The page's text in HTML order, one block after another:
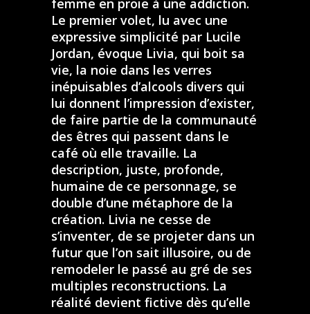
Le premier volet, lu avec une
expressive simplicité par Lucile
Jordan, évoque Livia, qui boit sa
vie, la noie dans les verres
inépuisables d’alcools divers qui
lui donnent l’impression d’exister,
de faire partie de la communauté
des êtres qui passent dans le
café où elle travaille. La
description, juste, profonde,
humaine de ce personnage, se
double d’une métaphore de la
création. Livia ne cesse de
s’inventer, de se projeter dans un
futur que l’on sait illusoire, ou de
remodeler le passé au gré de ses
multiples reconstructions. La
réalité devient fictive dès qu’elle